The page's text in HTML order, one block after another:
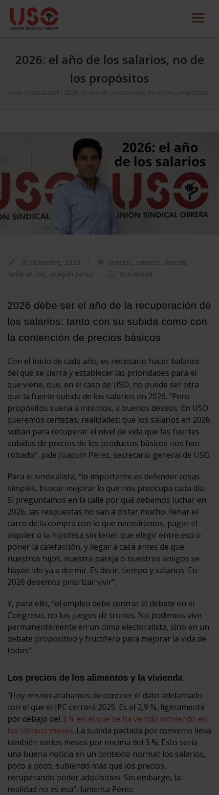
2026: el año de los salarios, no de
los propósitos
Inicio Actualidad 2026: el año de los salarios, no de los propósitos
30 diciembre, 2025 precios, salarios, libertad
sindical, lols, joaquín pérez Actualidad
2026 debe ser el año de la recuperación de
los salarios: tanto con su subida como con
la contención de precios básicos
Con el inicio de cada año, es necesario hacer balance
del que se cierra y establecer las prioridades para el
que viene, que, en el caso de USO, no puede ser otra
que la fuerte subida de los salarios en 2026. “Pero
propósitos suena a intentos, a buenos deseos. En USO
queremos certezas, realidades: que los salarios en 2026
suban para recuperar el nivel de vida que las fuertes
subidas de precios de los productos básicos nos han
robado”, pide Joaquín Pérez, secretario general de USO.
Para el sindicalista, “lo importante es defender cosas
simples, buscar mejorar lo que nos preocupa cada día.
Si preguntamos en la calle por qué debemos luchar en
2026, las respuestas no van a distar mucho: llenar el
carro de la compra con lo que necesitamos, pagar el
alquiler o la hipoteca sin tener que elegir entre eso o
poner la calefacción, y llegar a casa antes de que
nuestros hijos, nuestra pareja o nuestros amigos se
hayan ido ya a dormir. Es decir, tiempo y salarios. En
2026 debemos priorizar vivir”.
Y, para ello, “el empleo debe centrar el debate en el
Congreso, no los juegos de tronos. No podemos vivir
permanentemente en un clima electoralista, sino en un
debate propositivo y fructífero para mejorar la vida de
todos”.
Los precios de los alimentos y la vivienda
“Hoy mismo acabamos de conocer el dato adelantado
con el que el IPC cerrará 2025. Es el 2,9 %, ligeramente
por debajo del 3 % en el que se ha venido moviendo en
los últimos meses. La subida pactada por convenio lleva
también varios meses por encima del 3 %. Esto sería
una buena noticia en un contexto normal: los salarios,
poco a poco, subiendo más que los precios,
recuperando poder adquisitivo. Sin embargo, la
realidad no es esa”, lamenta Pérez.